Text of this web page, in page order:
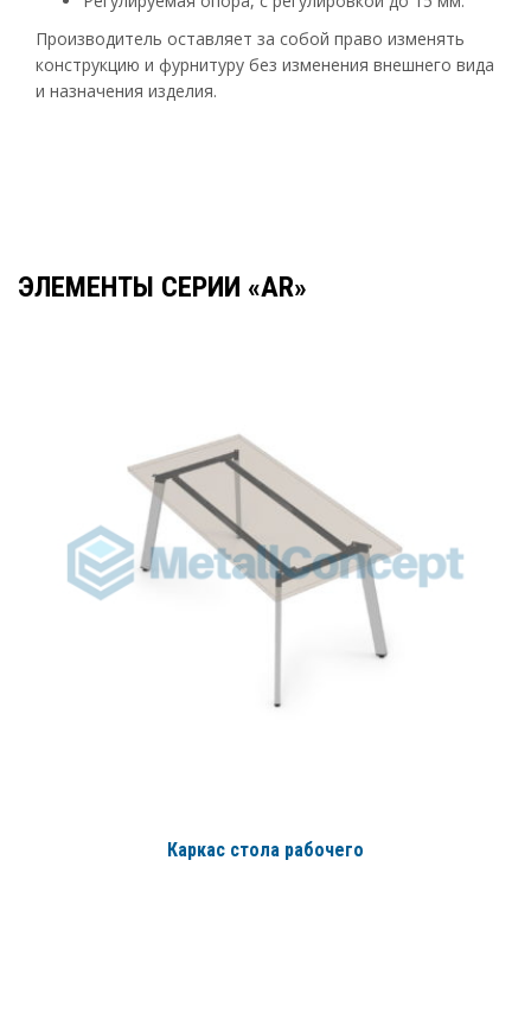
Производитель оставляет за собой право изменять
конструкцию и фурнитуру без изменения внешнего вида
и назначения изделия.
ЭЛЕМЕНТЫ СЕРИИ «AR»
Каркас стола рабочего